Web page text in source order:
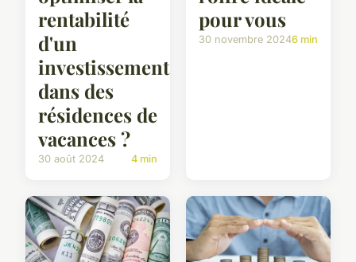
rentabilité
d'un
investissement
dans des
résidences de
vacances ?
30 août 2024 4 min
pour vous
30 novembre 20246 min